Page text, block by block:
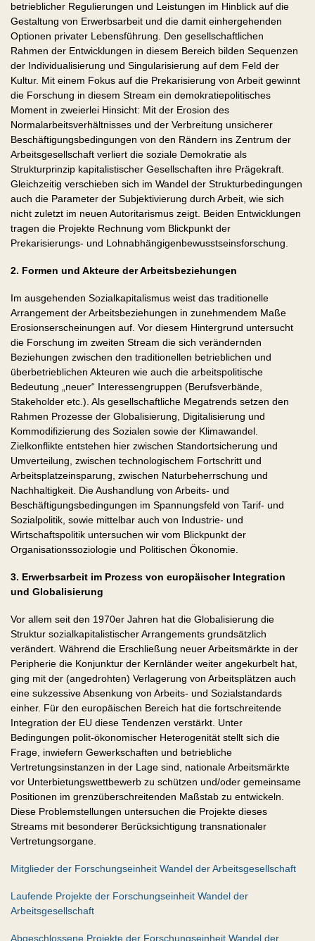
betrieblicher Regulierungen und Leistungen im Hinblick auf die
Gestaltung von Erwerbsarbeit und die damit einhergehenden
Optionen privater Lebensführung. Den gesellschaftlichen
Rahmen der Entwicklungen in diesem Bereich bilden Sequenzen
der Individualisierung und Singularisierung auf dem Feld der
Kultur. Mit einem Fokus auf die Prekarisierung von Arbeit gewinnt
die Forschung in diesem Stream ein demokratiepolitisches
Moment in zweierlei Hinsicht: Mit der Erosion des
Normalarbeitsverhältnisses und der Verbreitung unsicherer
Beschäftigungsbedingungen von den Rändern ins Zentrum der
Arbeitsgesellschaft verliert die soziale Demokratie als
Strukturprinzip kapitalistischer Gesellschaften ihre Prägekraft.
Gleichzeitig verschieben sich im Wandel der Strukturbedingungen
auch die Parameter der Subjektivierung durch Arbeit, wie sich
nicht zuletzt im neuen Autoritarismus zeigt. Beiden Entwicklungen
tragen die Projekte Rechnung vom Blickpunkt der
Prekarisierungs- und Lohnabhängigenbewusstseinsforschung.
2. Formen und Akteure der Arbeitsbeziehungen
Im ausgehenden Sozialkapitalismus weist das traditionelle
Arrangement der Arbeitsbeziehungen in zunehmendem Maße
Erosionserscheinungen auf. Vor diesem Hintergrund untersucht
die Forschung im zweiten Stream die sich verändernden
Beziehungen zwischen den traditionellen betrieblichen und
überbetrieblichen Akteuren wie auch die arbeits­politische
Bedeutung „neuer“ Interessengruppen (Berufsverbände,
Stakeholder etc.). Als gesellschaftliche Megatrends setzen den
Rahmen Prozesse der Globalisierung, Digitalisierung und
Kommodifizierung des Sozialen sowie der Klimawandel.
Zielkonflikte entstehen hier zwischen Standortsicherung und
Umverteilung, zwischen technologischem Fortschritt und
Arbeitsplatzeinsparung, zwischen Naturbeherrschung und
Nachhaltigkeit. Die Aushandlung von Arbeits- und
Beschäftigungsbedingungen im Spannungsfeld von Tarif- und
Sozialpolitik, sowie mittelbar auch von Industrie- und
Wirtschaftspolitik untersuchen wir vom Blickpunkt der
Organisationssoziologie und Politischen Ökonomie.
3. Erwerbsarbeit im Prozess von europäischer Integration
und Globalisierung
Vor allem seit den 1970er Jahren hat die Globalisierung die
Struktur sozialkapitalistischer Arrangements grundsätzlich
verändert. Während die Erschließung neuer Arbeitsmärkte in der
Peripherie die Konjunktur der Kernländer weiter angekurbelt hat,
ging mit der (angedrohten) Verlagerung von Arbeitsplätzen auch
eine sukzessive Absenkung von Arbeits- und Sozialstandards
einher. Für den europäischen Bereich hat die fortschreitende
Integration der EU diese Tendenzen verstärkt. Unter
Bedingungen polit-ökonomischer Heterogenität stellt sich die
Frage, inwiefern Gewerkschaften und betriebliche
Vertretungsinstanzen in der Lage sind, nationale Arbeitsmärkte
vor Unterbietungswettbewerb zu schützen und/oder gemeinsame
Positionen im grenzüberschreitenden Maßstab zu entwickeln.
Diese Problemstellungen untersuchen die Projekte dieses
Streams mit besonderer Berücksichtigung transnationaler
Vertretungsorgane.
Mitglieder der Forschungseinheit Wandel der Arbeitsgesellschaft
Laufende Projekte der Forschungseinheit Wandel der
Arbeitsgesellschaft
Abgeschlossene Projekte der Forschungseinheit Wandel der